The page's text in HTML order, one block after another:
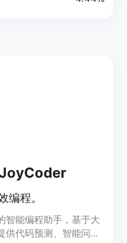
编程。
智能编程助手，基于大
供代码预测、智能问答